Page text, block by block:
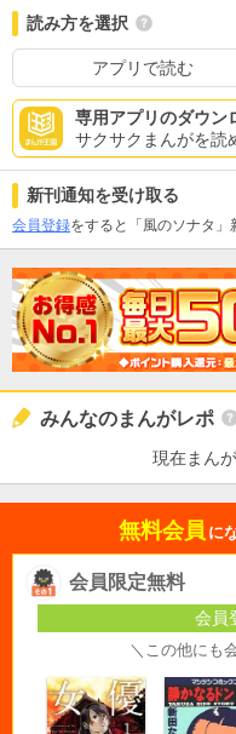
読み方を選択
アプリで読む
専用アプリのダウン
サクサクまんがを読
新刊通知を受け取る
会員登録をすると「風のソナタ」
みんなのまんがレポ
現在まん
無料会員 に
会員限定無料
会員
＼この他にも